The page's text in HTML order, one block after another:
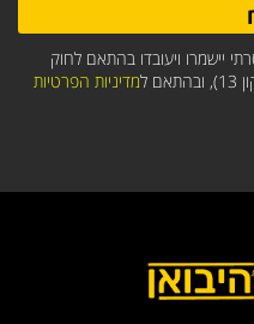
יישמרו ויעובדו בהתאם לחוק
מדיניות הפרטיות